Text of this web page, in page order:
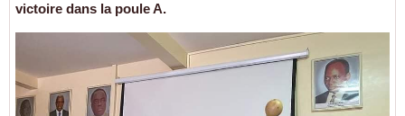
victoire dans la poule A.